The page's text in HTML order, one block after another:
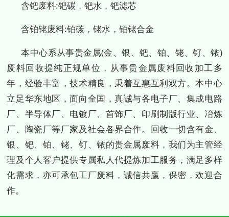
含钯废料:钯碳，钯水，钯滤芯
含铂铑废料:铂碳，铑水，铂铑合金
本中心系从事贵金属(金、银、钯、铂、铑、钌、铱)
废料回收提纯正规单位，从事贵金属废料回收加工多
年，经验丰富，技术精良，秉着互惠互利双方。本中心
立足华东地区，面向全国，真诚与各电子厂、集成电路
厂、半导体厂、电镀厂、首饰厂、印刷制版行业、冶炼
厂、陶瓷厂等厂家及社会各界合作。回收一切含有金、
银、钯、铂、铑、钌、铱的贵金属废料，我们为主管经
理及个人客户提供专属私人代提炼加工服务，满足多样
化需求，亦可承包工厂废料，诚信共赢，保密，欢迎合
作。